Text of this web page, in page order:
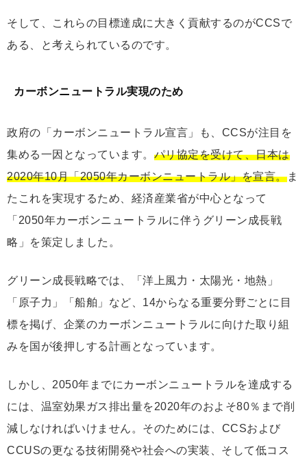
そして、これらの目標達成に大きく貢献するのがCCSで
ある、と考えられているのです。
カーボンニュートラル実現のため
政府の「カーボンニュートラル宣言」も、CCSが注目を
集める一因となっています。 パリ協定を受けて、日本は
2020年10月「2050年カーボンニュートラル」を宣言。ま
たこれを実現するため、経済産業省が中心となって
「2050年カーボンニュートラルに伴うグリーン成長戦
略」を策定しました。
グリーン成長戦略では、「洋上風力・太陽光・地熱」
「原子力」「船舶」など、14からなる重要分野ごとに目
標を掲げ、企業のカーボンニュートラルに向けた取り組
みを国が後押しする計画となっています。
しかし、2050年までにカーボンニュートラルを達成する
には、温室効果ガス排出量を2020年のおよそ80％まで削
減しなければいけません。そのためには、CCSおよび
CCUSの更なる技術開発や社会への実装、そして低コス